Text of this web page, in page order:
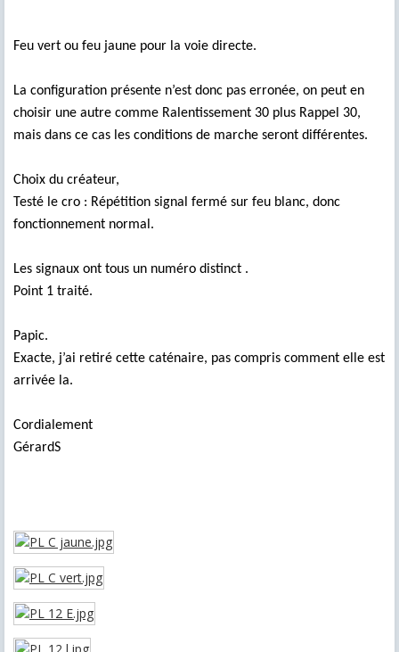
Feu vert ou feu jaune pour la voie directe.
La configuration présente n’est donc pas erronée, on peut en
choisir une autre comme Ralentissement 30 plus Rappel 30,
mais dans ce cas les conditions de marche seront différentes.
Choix du créateur,
Testé le cro : Répétition signal fermé sur feu blanc, donc
fonctionnement normal.
Les signaux ont tous un numéro distinct .
Point 1 traité.
Papic.
Exacte, j’ai retiré cette caténaire, pas compris comment elle est
arrivée la.
Cordialement
GérardS